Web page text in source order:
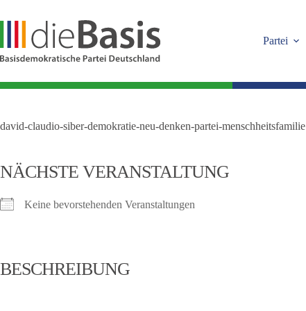
springen
Partei
david-claudio-siber-demokratie-neu-denken-partei-menschheitsfamilie
NÄCHSTE VERANSTALTUNG
Keine bevorstehenden Veranstaltungen
BESCHREIBUNG